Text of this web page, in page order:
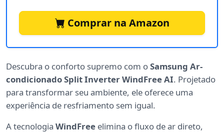
Comprar na Amazon
Descubra o conforto supremo com oSamsung Ar-
condicionado Split Inverter WindFree AI. Projetado
para transformar seu ambiente, ele oferece uma
experiência de resfriamento sem igual.
A tecnologia WindFree elimina o fluxo de ar direto,